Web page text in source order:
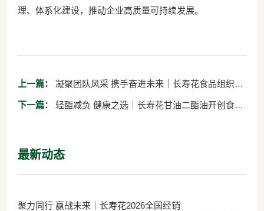
理、体系化建设，推动企业高质量可持续发展。
上一篇：
日团建拓展活动
下一篇：
最新动态
聚力同行 赢战未来｜长寿花2026全国经销